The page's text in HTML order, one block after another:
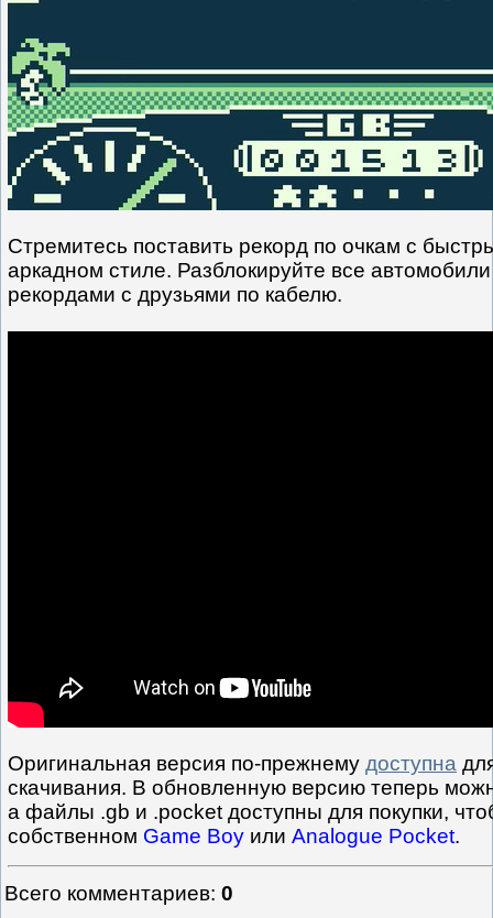
Стремитесь поставить рекорд по очкам с
аркадном стиле. Разблокируйте все
рекордами с друзьями по кабелю.
Оригинальная версия по-прежнему доступна
скачивания. В обновленную версию теперь
а файлы .gb и .pocket доступны для покупки,
собственном Game Boy или Analogue Pocket.
Всего комментариев: 0